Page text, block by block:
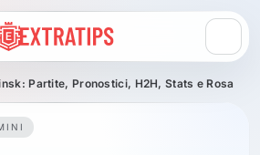
Partite, Pronostici, H2H, Stats e Rosa